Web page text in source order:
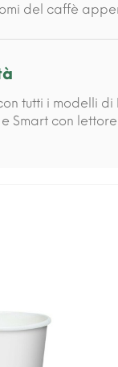
del caffè
tutti i modelli
Smart con